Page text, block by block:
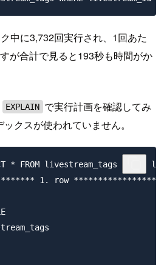
中に3,732回実行され、1回あた
が合計で見ると193秒も時間がか
EXPLAIN で実行計画を確認してみ
クスが使われていません。
* FROM livestream_tags
1. row